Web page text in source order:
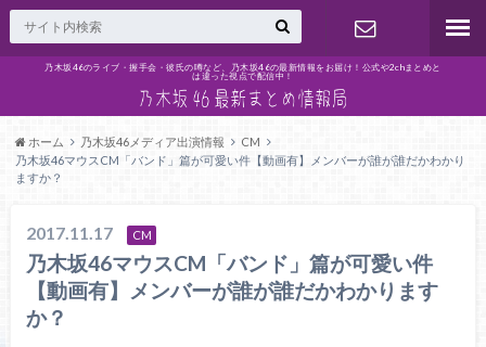
乃木坂46のライブ・握手会・彼氏の噂など、乃木坂46の最新情報をお届け！公式や2chまとめと
は違った視点で配信中！
ホーム 乃木坂46メディア出演情報
CM
乃木坂46マウスCM「バンド」篇が可愛い件【動画有】メンバーが誰が誰だかわかり
ますか？
2017.11.17 CM
乃木坂46マウスCM「バンド」篇が可愛い件
【動画有】メンバーが誰が誰だかわかります
か？